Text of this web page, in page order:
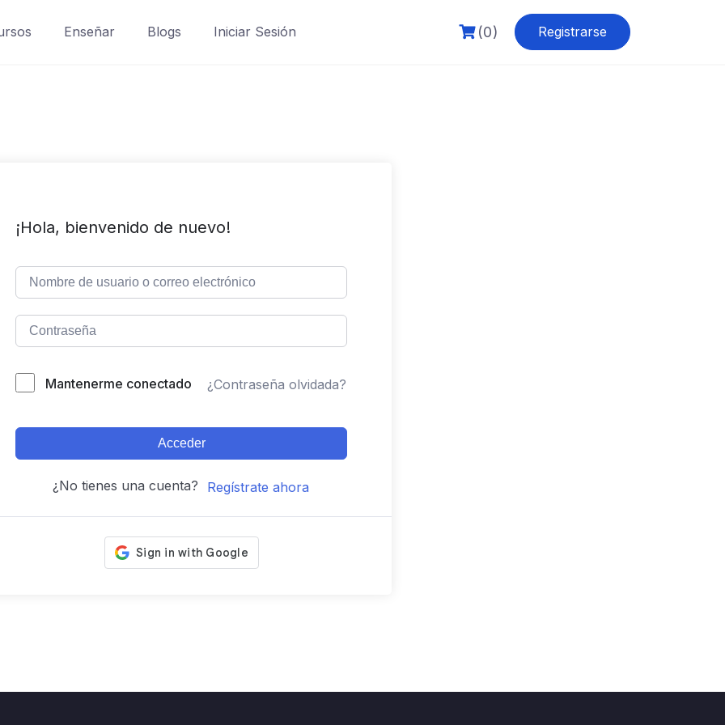
Enseñar Blogs Iniciar Sesión (0) Registrarse
¡Hola, bienvenido de nuevo!
Mantenerme conectado ¿Contraseña olvidada?
Acceder
¿No tienes una cuenta? Regístrate ahora